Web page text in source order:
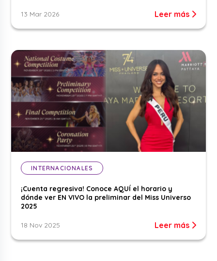
13 Mar 2026 Leer más
INTERNACIONALES
¡Cuenta regresiva! Conoce AQUÍ el horario y
dónde ver EN VIVO la preliminar del Miss Universo
2025
18 Nov 2025 Leer más